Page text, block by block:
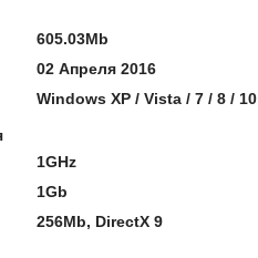
605.03Mb
02 Апреля 2016
Windows XP / Vista / 7 / 8 / 10
1GHz
1Gb
256Mb, DirectX 9